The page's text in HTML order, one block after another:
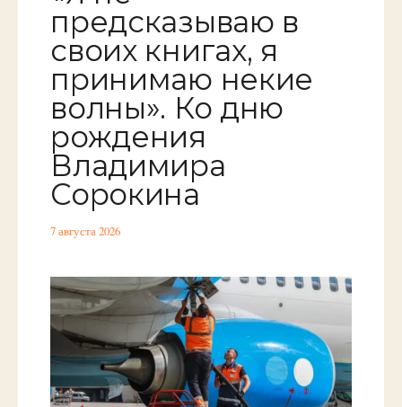
предсказываю в
своих книгах, я
принимаю некие
волны». Ко дню
рождения
Владимира
Сорокина
7 августа 2026